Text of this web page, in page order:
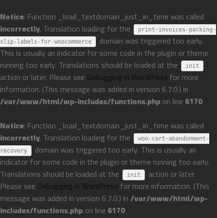
Notice: Function _load_textdomain_just_in_time was called
incorrectly. Translation loading for the
print-invoices-packing-
slip-labels-for-woocommerce
domain was triggered too early.
This is usually an indicator for some code in the plugin or theme
running too early. Translations should be loaded at the
init
action or later. Please see Debugging in WordPress for more
information. (This message was added in version 6.7.0.) in
/var/www/html/wp-includes/functions.phpon line 6170
Notice: Function _load_textdomain_just_in_time was called
incorrectly. Translation loading for the
woo-cart-abandonment-
recovery
domain was triggered too early. This is usually an
indicator for some code in the plugin or theme running too early.
Translations should be loaded at the
init
action or later.
Please see Debugging in WordPress for more information. (This
message was added in version 6.7.0.) in/var/www/html/wp-
includes/functions.phpon line 6170